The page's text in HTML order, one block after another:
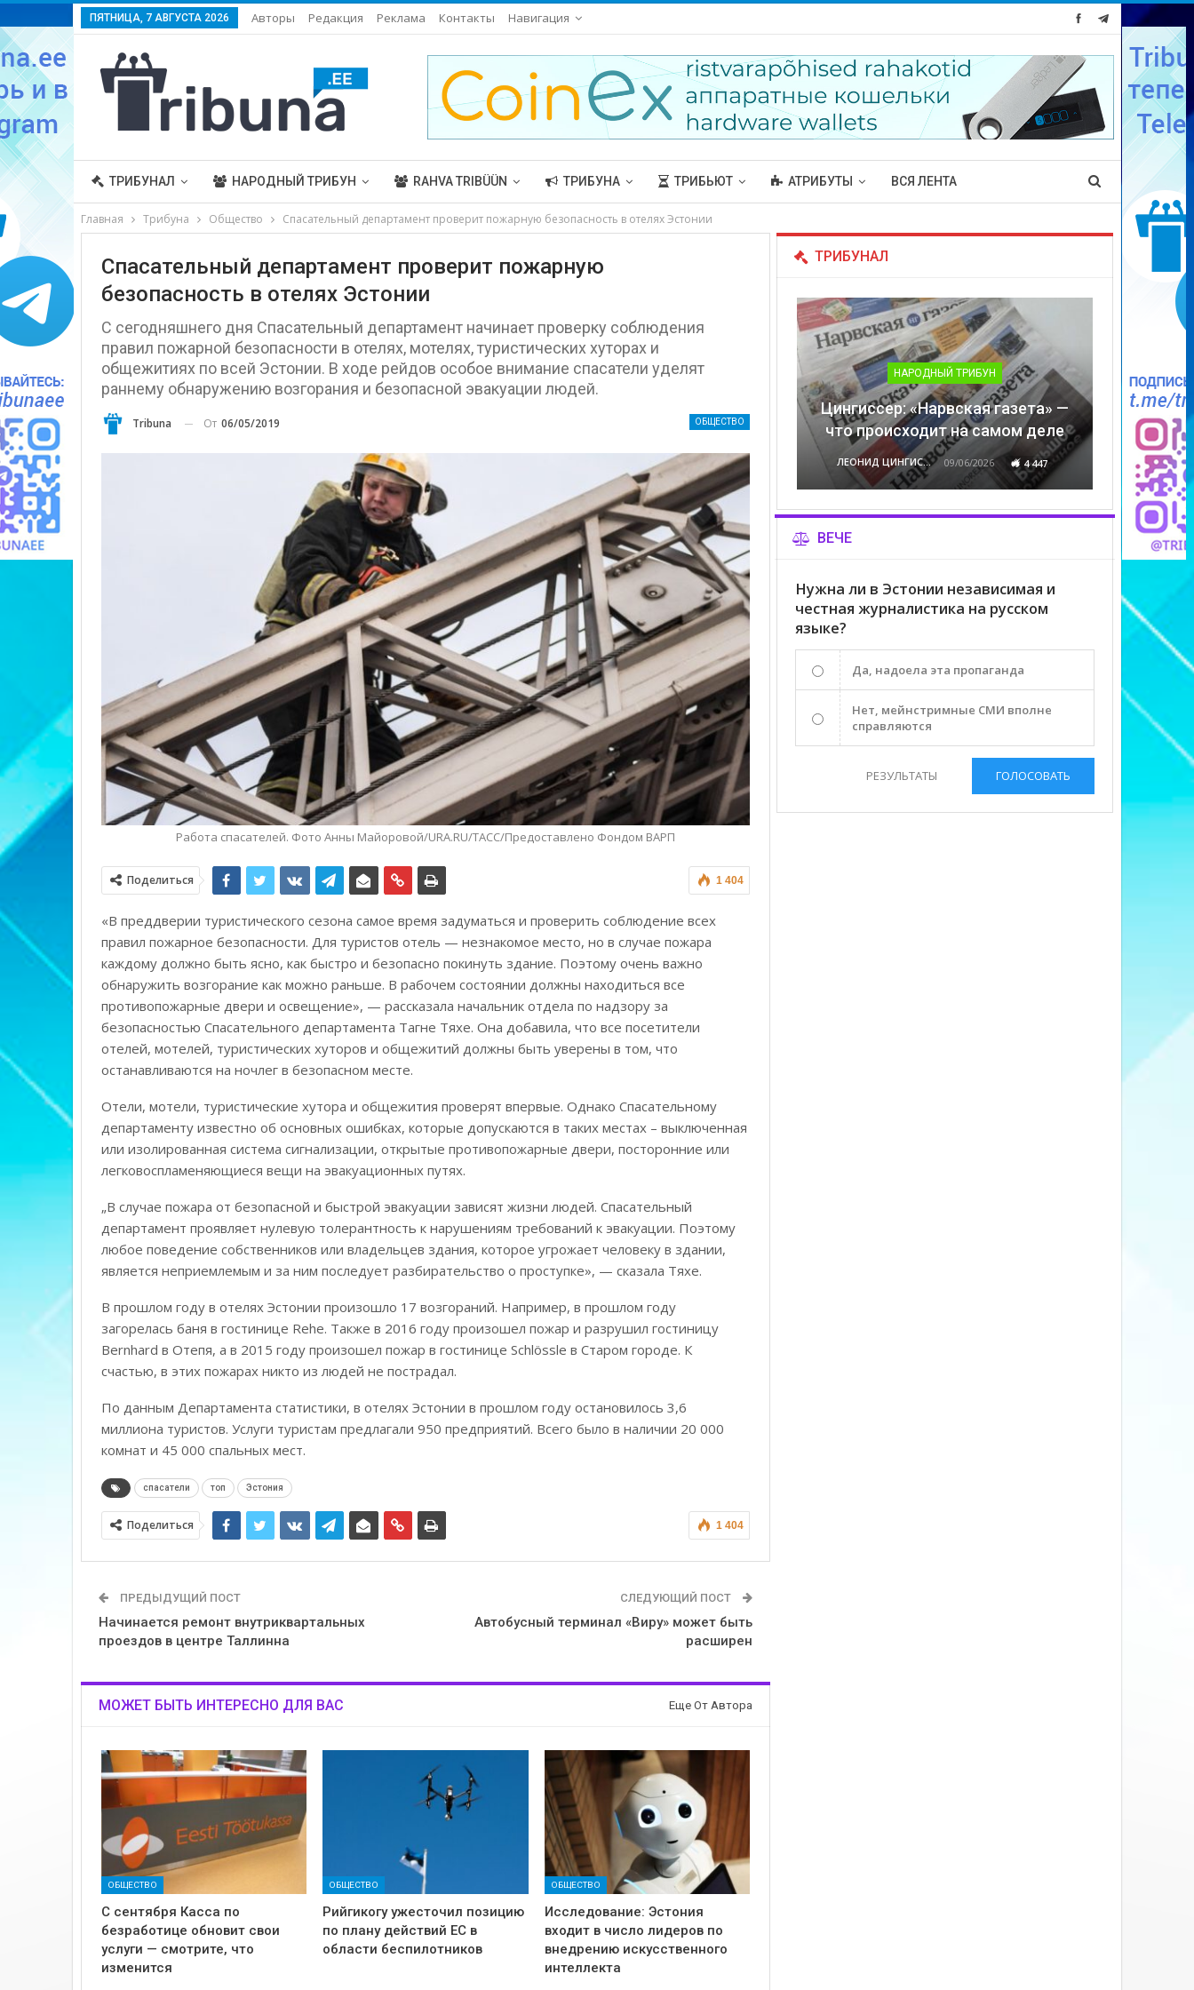
ПЯТНИЦА, 7 АВГУСТА 2026 Авторы Редакция Реклама Контакты Навигация
ТРИБУНАЛ НАРОДНЫЙ ТРИБУН RAHVA TRIBÜÜN ТРИБУНА ТРИБЬЮТ АТРИБУТЫ ВСЯ ЛЕНТА
Главная Трибуна Общество Спасательный департамент проверит пожарную безопасность в отелях Эстонии
Спасательный департамент проверит пожарную
безопасность в отелях Эстонии
С сегодняшнего дня Спасательный департамент начинает проверку соблюдения
правил пожарной безопасности в отелях, мотелях, туристических хуторах и
общежитиях по всей Эстонии. В ходе рейдов особое внимание спасатели уделят
раннему обнаружению возгорания и безопасной эвакуации людей.
ОБЩЕСТВО
Tribuna От 06/05/2019
Работа спасателей. Фото Анны Майоровой/URA.RU/ТАСС/Предоставлено Фондом ВАРП
1 404
Поделиться
«В преддверии туристического сезона самое время задуматься и проверить соблюдение всех
правил пожарное безопасности. Для туристов отель — незнакомое место, но в случае пожара
каждому должно быть ясно, как быстро и безопасно покинуть здание. Поэтому очень важно
обнаружить возгорание как можно раньше. В рабочем состоянии должны находиться все
противопожарные двери и освещение», — рассказала начальник отдела по надзору за
безопасностью Спасательного департамента Тагне Тяхе. Она добавила, что все посетители
отелей, мотелей, туристических хуторов и общежитий должны быть уверены в том, что
останавливаются на ночлег в безопасном месте.
Отели, мотели, туристические хутора и общежития проверят впервые. Однако Спасательному
департаменту известно об основных ошибках, которые допускаются в таких местах – выключенная
или изолированная система сигнализации, открытые противопожарные двери, посторонние или
легковоспламеняющиеся вещи на эвакуационных путях.
„В случае пожара от безопасной и быстрой эвакуации зависят жизни людей. Спасательный
департамент проявляет нулевую толерантность к нарушениям требований к эвакуации. Поэтому
любое поведение собственников или владельцев здания, которое угрожает человеку в здании,
является неприемлемым и за ним последует разбирательство о проступке», — сказала Тяхе.
В прошлом году в отелях Эстонии произошло 17 возгораний. Например, в прошлом году
загорелась баня в гостинице Rehe. Также в 2016 году произошел пожар и разрушил гостиницу
Bernhard в Отепя, а в 2015 году произошел пожар в гостинице Schlössle в Старом городе. К
счастью, в этих пожарах никто из людей не пострадал.
По данным Департамента статистики, в отелях Эстонии в прошлом году остановилось 3,6
миллиона туристов. Услуги туристам предлагали 950 предприятий. Всего было в наличии 20 000
комнат и 45 000 спальных мест.
спасатели топ Эстония
1 404
Поделиться
ПРЕДЫДУЩИЙ ПОСТ
Начинается ремонт внутриквартальных
проездов в центре Таллинна
СЛЕДУЮЩИЙ ПОСТ
Автобусный терминал «Виру» может быть
расширен
МОЖЕТ БЫТЬ ИНТЕРЕСНО ДЛЯ ВАС Еще От Автора
ОБЩЕСТВО
С сентября Касса по
безработице обновит свои
услуги — смотрите, что
изменится
ОБЩЕСТВО
Рийгикогу ужесточил позицию
по плану действий ЕС в
области беспилотников
ОБЩЕСТВО
Исследование: Эстония
входит в число лидеров по
внедрению искусственного
интеллекта
ТРИБУНАЛ
НАРОДНЫЙ ТРИБУН
Цингиссер: «Нарвская газета» —
что происходит на самом деле
ЛЕОНИД ЦИНГИССЕР 09/06/2026 4 447
ВЕЧЕ
Нужна ли в Эстонии независимая и
честная журналистика на русском
языке?
Да, надоела эта пропаганда
Нет, мейнстримные СМИ вполне
справляются
РЕЗУЛЬТАТЫ ГОЛОСОВАТЬ